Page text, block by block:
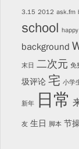
3.15 2012 ask.fm
school
background
末日 二次元 免
圾评论 宅 小学
新年 日常
友 生日 脚本 节